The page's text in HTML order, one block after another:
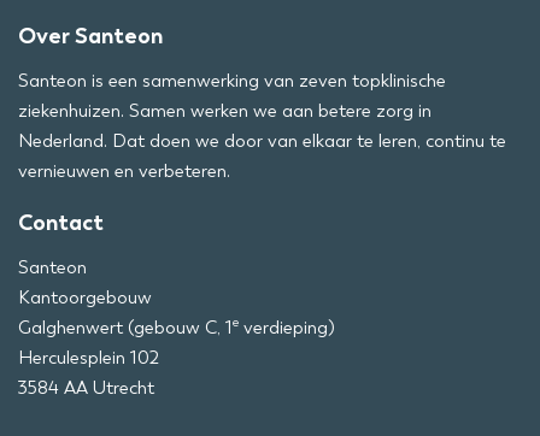
Over Santeon
Santeon is een samenwerking van zeven topklinische
ziekenhuizen. Samen werken we aan betere zorg in
Nederland. Dat doen we door van elkaar te leren, continu te
vernieuwen en verbeteren.
Contact
Santeon
Kantoorgebouw
Galghenwert (gebouw C, 1e verdieping)
Herculesplein 102
3584 AA Utrecht